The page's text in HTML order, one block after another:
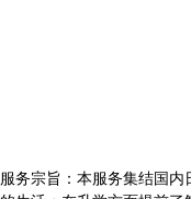
服务宗旨：本服务集结国